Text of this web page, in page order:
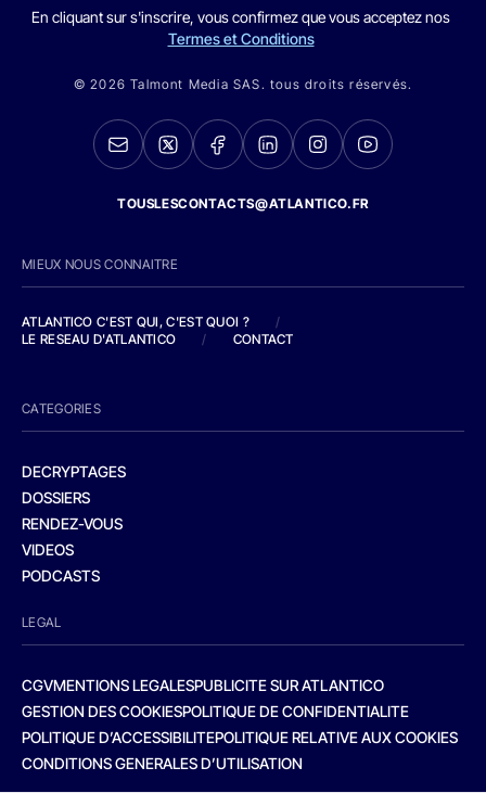
En cliquant sur s'inscrire, vous confirmez que vous acceptez nos
Termes et Conditions
© 2026 Talmont Media SAS. tous droits réservés.
TOUSLESCONTACTS@ATLANTICO.FR
MIEUX NOUS CONNAITRE
ATLANTICO C'EST QUI, C'EST QUOI ?
/
LE RESEAU D'ATLANTICO
/ CONTACT
CATEGORIES
DECRYPTAGES
DOSSIERS
RENDEZ-VOUS
VIDEOS
PODCASTS
LEGAL
CGVMENTIONS LEGALESPUBLICITE SUR ATLANTICO
GESTION DES COOKIESPOLITIQUE DE CONFIDENTIALITE
POLITIQUE D’ACCESSIBILITEPOLITIQUE RELATIVE AUX COOKIES
CONDITIONS GENERALES D’UTILISATION